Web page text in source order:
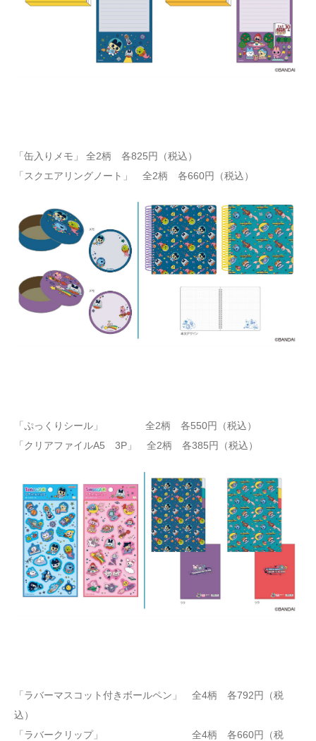
「缶入りメモ」 全2柄 各825円（税込）
「スクエアリングノート」 全2柄 各660円（税込）
「ぷっくりシール」 全2柄 各550円（税込）
「クリアファイルA5 3P」 全2柄 各385円（税込）
「ラバーマスコット付きボールペン」 全4柄 各792円（税
込）
「ラバークリップ」 全4柄 各660円（税